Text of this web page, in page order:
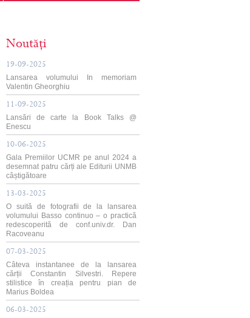
Noutăți
19-09-2025
Lansarea volumului In memoriam
Valentin Gheorghiu
11-09-2025
Lansări de carte la Book Talks @
Enescu
10-06-2025
Gala Premiilor UCMR pe anul 2024 a
desemnat patru cărți ale Editurii UNMB
câștigătoare
13-03-2025
O suită de fotografii de la lansarea
volumului Basso continuo – o practică
redescoperită de conf.univ.dr. Dan
Racoveanu
07-03-2025
Câteva instantanee de la lansarea
cărții Constantin Silvestri. Repere
stilistice în creația pentru pian de
Marius Boldea
06-03-2025